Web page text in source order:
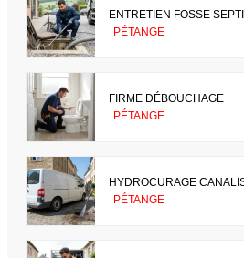
ENTRETIEN FOSSE
PÉTANGE
FIRME DÉBOUCHAGE
PÉTANGE
HYDROCURAGE
PÉTANGE